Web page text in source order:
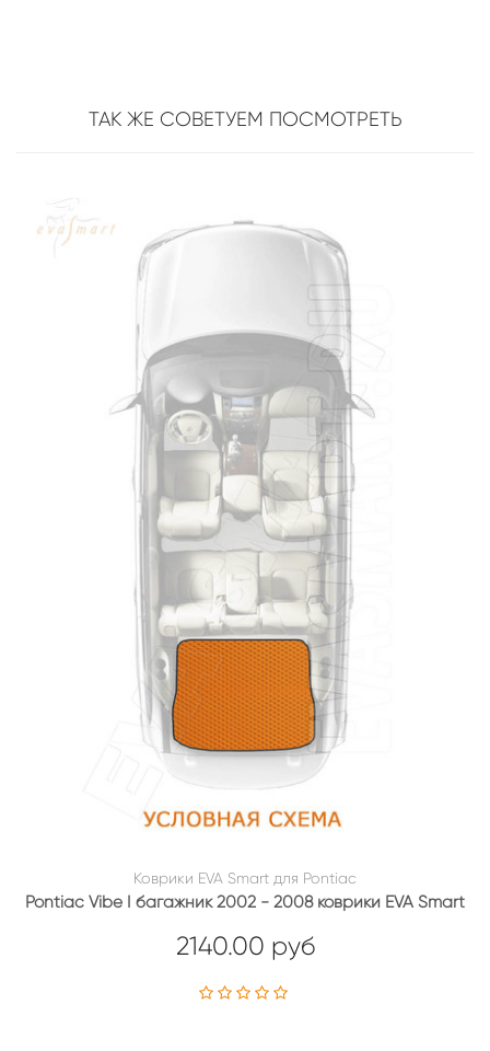
ТАК ЖЕ СОВЕТУЕМ ПОСМОТРЕТЬ
Коврики EVA Smart для Pontiac
Pontiac Vibe I багажник 2002 - 2008 коврики EVA Smart
2140.00 руб